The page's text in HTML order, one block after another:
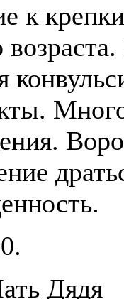
к
Дядя